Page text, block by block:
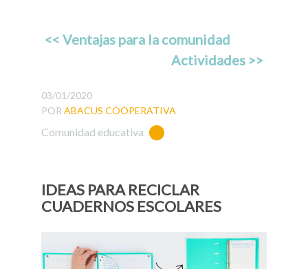
<< Ventajas para la comunidad
Actividades >>
03/01/2020
POR ABACUS COOPERATIVA
Comunidad educativa
IDEAS PARA RECICLAR
CUADERNOS ESCOLARES